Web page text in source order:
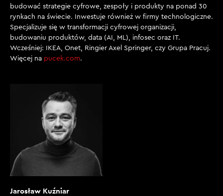
budować strategie cyfrowe, zespoły i produkty na ponad 30
rynkach na świecie. Inwestuje również w firmy technologiczne.
Specjalizuje się w transformacji cyfrowej organizacji,
budowaniu produktów, data (AI, ML), infosec oraz IT.
Wcześniej: IKEA, Onet, Ringier Axel Springer, czy Grupa Pracuj.
Więcej na pucek.com.
Jarosław Kuźniar